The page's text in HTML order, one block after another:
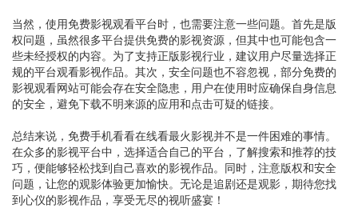
当然，使用免费影视观看平台时，也需要注意一些问题。首先是版
权问题，虽然很多平台提供免费的影视资源，但其中也可能包含一
些未经授权的内容。为了支持正版影视行业，建议用户尽量选择正
规的平台观看影视作品。其次，安全问题也不容忽视，部分免费的
影视观看网站可能会存在安全隐患，用户在使用时应确保自身信息
的安全，避免下载不明来源的应用和点击可疑的链接。
总结来说，免费手机看看在线看最火影视并不是一件困难的事情。
在众多的影视平台中，选择适合自己的平台，了解搜索和推荐的技
巧，便能够轻松找到自己喜欢的影视作品。同时，注意版权和安全
问题，让您的观影体验更加愉快。无论是追剧还是观影，期待您找
到心仪的影视作品，享受无尽的视听盛宴！